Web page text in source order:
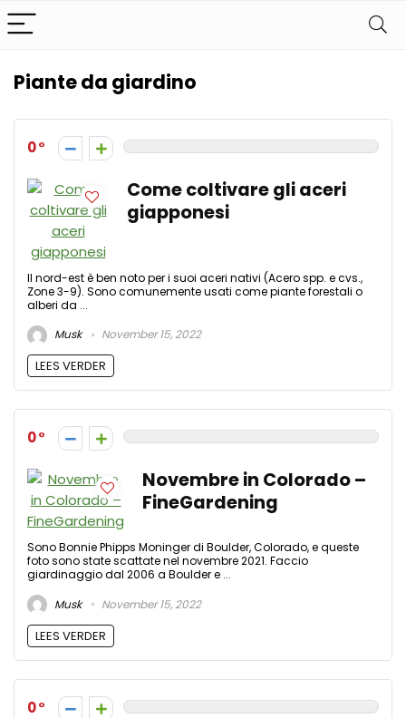
Piante da giardino
0
Come coltivare gli aceri
giapponesi
Il nord-est è ben noto per i suoi aceri nativi (Acero spp. e cvs.,
Zone 3-9). Sono comunemente usati come piante forestali o
alberi da ...
Musk
November 15, 2022
LEES VERDER
0
Novembre in Colorado –
FineGardening
Sono Bonnie Phipps Moninger di Boulder, Colorado, e queste
foto sono state scattate nel novembre 2021. Faccio
giardinaggio dal 2006 a Boulder e ...
Musk
November 15, 2022
LEES VERDER
0